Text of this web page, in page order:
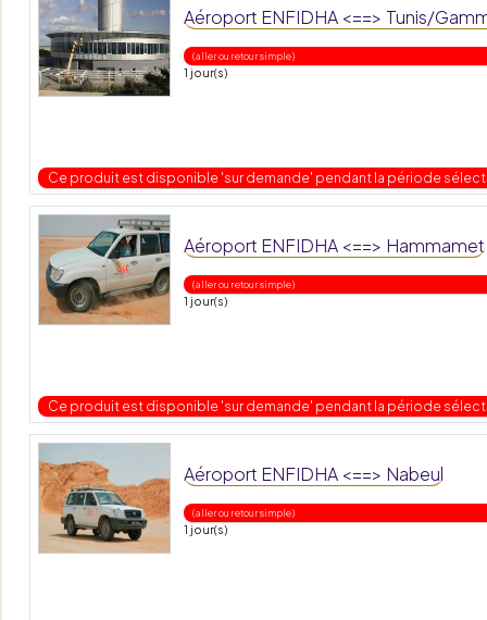
Aéroport ENFIDHA <==> Tunis/
( aller ou retour simple )
1 jour(s)
Ce produit est disponible 'sur demande' pendant la période
Aéroport ENFIDHA <==> Hammamet
( aller ou retour simple )
1 jour(s)
Ce produit est disponible 'sur demande' pendant la période
Aéroport ENFIDHA <==> Nabeul
( aller ou retour simple )
1 jour(s)